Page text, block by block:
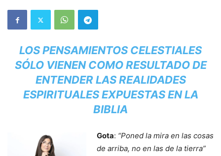
LOS PENSAMIENTOS CELESTIALES
SÓLO VIENEN COMO RESULTADO DE
ENTENDER LAS REALIDADES
ESPIRITUALES EXPUESTAS EN LA
BIBLIA
Gota: “Poned la mira en las cosas
de arriba, no en las de la tierra”